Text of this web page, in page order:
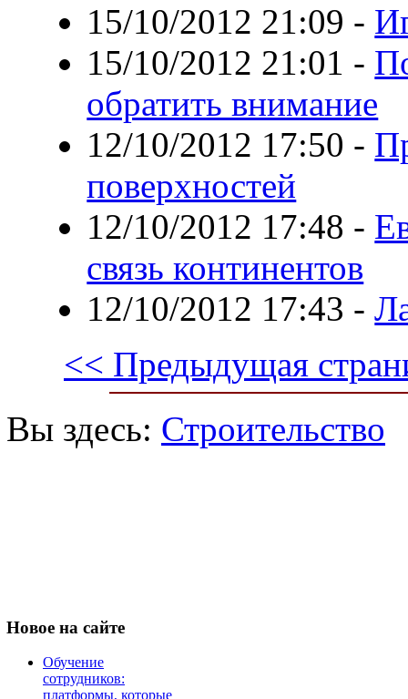
15/10/2012 21:09 -
15/10/2012 21:01 -
обратить внимание
12/10/2012 17:50 -
поверхностей
12/10/2012 17:48 -
связь континентов
12/10/2012 17:43 -
<< Предыдущая
Вы здесь: Строительство
Новое на сайте
Обучение
сотрудников:
платформы, которые